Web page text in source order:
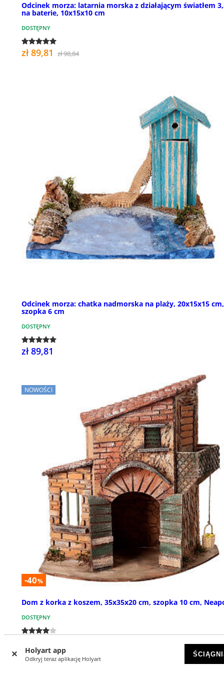
Holyart app
Odkryj teraz aplikację Holyart
Odcinek morza: latarnia morska z działającym światłem
na baterie, 10x15x10 cm
DOSTĘPNY
zł 89,81 zł 98,84
Odcinek morza: chatka nadmorska na plaży, 20x15x15 cm,
szopka 6 cm
DOSTĘPNY
zł 89,81
NOWOŚCI
-40%
Dom z korka z koszem, 35x35x20 cm, szopka 10 cm,
DOSTĘPNY